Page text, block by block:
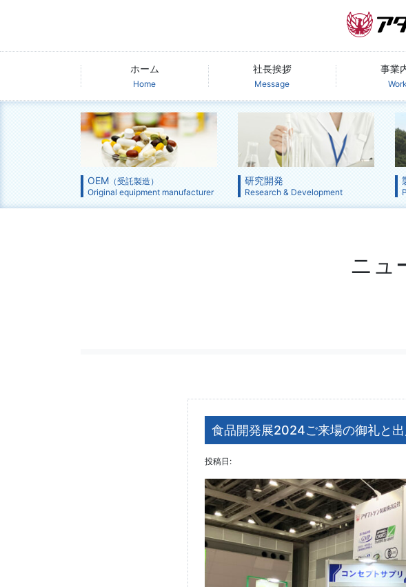
ホーム
Home
社長挨拶
Message
事業
OEM（受託製造）
Original equipment manufacturer
研究開発
Research & Development
ニュ
食品開発展2024ご来場の御礼と
投稿日: